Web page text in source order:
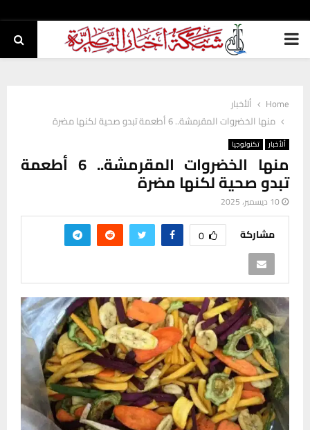
PRIMARY
Home
ألأخبار
منها الخضروات المقرمشة.. 6 أطعمة تبدو صحية لكنها مضرة
ألأخبار تكنولوجيا
منها الخضروات المقرمشة.. 6 أطعمة
تبدو صحية لكنها مضرة
10 ديسمبر، 2025
مشاركة 0